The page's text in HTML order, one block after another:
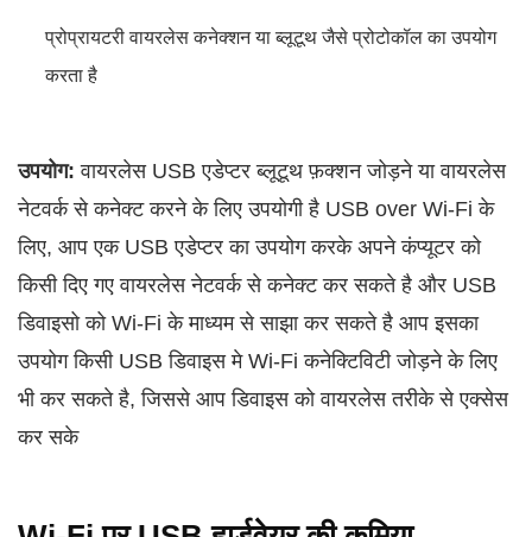
प्रोप्रायटरी वायरलेस कनेक्शन या ब्लूटूथ जैसे प्रोटोकॉल का उपयोग
करता है
उपयोग:वायरलेस USB एडेप्टर ब्लूटूथ फ़क्शन जोड़ने या वायरलेस
नेटवर्क से कनेक्ट करने के लिए उपयोगी है USB over Wi-Fi के
लिए, आप एक USB एडेप्टर का उपयोग करके अपने कंप्यूटर को
किसी दिए गए वायरलेस नेटवर्क से कनेक्ट कर सकते है और USB
डिवाइसो को Wi-Fi के माध्यम से साझा कर सकते है आप इसका
उपयोग किसी USB डिवाइस मे Wi-Fi कनेक्टिविटी जोड़ने के लिए
भी कर सकते है, जिससे आप डिवाइस को वायरलेस तरीके से एक्सेस
कर सके